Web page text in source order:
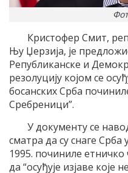
Кристофер Смит,
Њу Џерзија, је
Републиканске и
резолуцију којом се
босанских Срба
Сребреници”.
У документу се
сматра да су снаге
1995. починиле
да “осуђује изјаве које